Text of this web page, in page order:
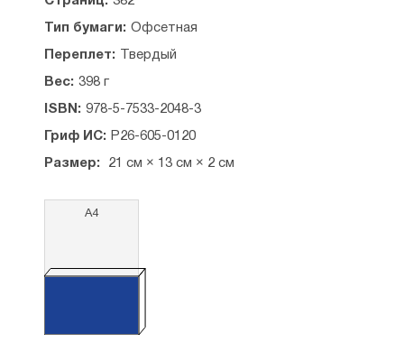
Тип бумаги: Офсетная
Переплет: Твердый
Вес: 398 г
ISBN: 978-5-7533-2048-3
Гриф ИС: Р26-605-0120
Размер: 21 см × 13 см × 2 см
А4